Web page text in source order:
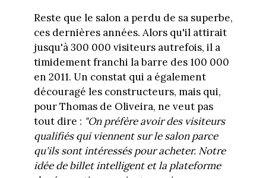
Reste que le salon a perdu de sa superbe,
ces dernières années. Alors qu'il attirait
jusqu'à 300 000 visiteurs autrefois, il a
timidement franchi la barre des 100 000
en 2011. Un constat qui a également
découragé les constructeurs, mais qui,
pour Thomas de Oliveira, ne veut pas
tout dire : "On préfère avoir des visiteurs
qualifiés qui viennent sur le salon parce
qu'ils sont intéressés pour acheter. Notre
idée de billet intelligent et la plateforme